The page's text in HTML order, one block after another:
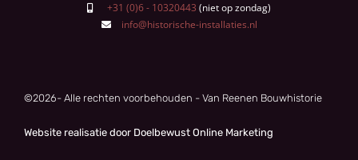
+31 (0)6 - 10320443
info@historische-installaties.nl
©2026- Alle rechten voorbehouden - Van Reenen Bouwhistorie
Website realisatie door Doelbewust Online Marketing